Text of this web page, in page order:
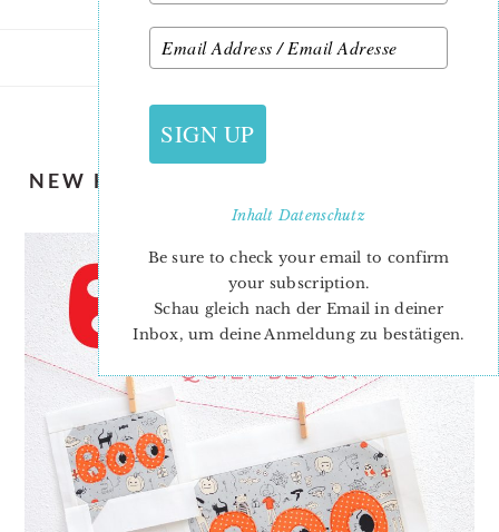
NEW HALLOWEEN QUILT PATTERNS:
BOO QUILT PATTERN
SIGN UP
InhaltDatenschutz
Be sure to check your email to confirm
your subscription.
Schau gleich nach der Email in deiner
Inbox, um deine Anmeldung zu bestätigen.